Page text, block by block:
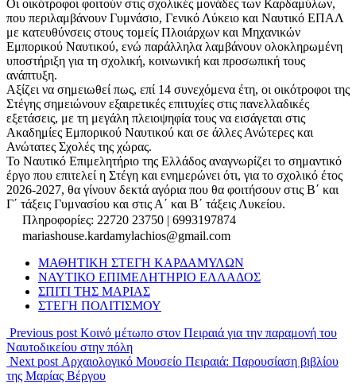
Οι οικότροφοι φοιτούν στις σχολικές μονάδες των Καρδαμύλων,
που περιλαμβάνουν Γυμνάσιο, Γενικό Λύκειο και Ναυτικό ΕΠΑΛ
με κατευθύνσεις στους τομείς Πλοιάρχων και Μηχανικών
Εμπορικού Ναυτικού, ενώ παράλληλα λαμβάνουν ολοκληρωμένη
υποστήριξη για τη σχολική, κοινωνική και προσωπική τους
ανάπτυξη.
Αξίζει να σημειωθεί πως, επί 14 συνεχόμενα έτη, οι οικότροφοι της
Στέγης σημειώνουν εξαιρετικές επιτυχίες στις πανελλαδικές
εξετάσεις, με τη μεγάλη πλειοψηφία τους να εισάγεται στις
Ακαδημίες Εμπορικού Ναυτικού και σε άλλες Ανώτερες και
Ανώτατες Σχολές της χώρας.
Το Ναυτικό Επιμελητήριο της Ελλάδος αναγνωρίζει το σημαντικό
έργο που επιτελεί η Στέγη και ενημερώνει ότι, για το σχολικό έτος
2026-2027, θα γίνουν δεκτά αγόρια που θα φοιτήσουν στις Β΄ και
Γ΄ τάξεις Γυμνασίου και στις Α΄ και Β΄ τάξεις Λυκείου.
Πληροφορίες: 22720 23750 | 6993197874
mariashouse.kardamylachios@gmail.com
ΜΑΘΗΤΙΚΗ ΣΤΕΓΗ ΚΑΡΔΑΜΥΛΩΝ
ΝΑΥΤΙΚΟ ΕΠΙΜΕΛΗΤΗΡΙΟ ΕΛΛΑΔΟΣ
ΣΠΙΤΙ ΤΗΣ ΜΑΡΙΑΣ
ΣΤΕΓΗ ΠΟΛΙΤΙΣΜΟΥ
Previous post Κοινό μέτωπο στον Πειραιά για την παραμονή του
Ναυτοδικείου στην πόλη
Next post Αρχαιολογικό Μουσείο Πειραιά: Παρουσίαση βιβλίου
της Μαρίας Βέργου